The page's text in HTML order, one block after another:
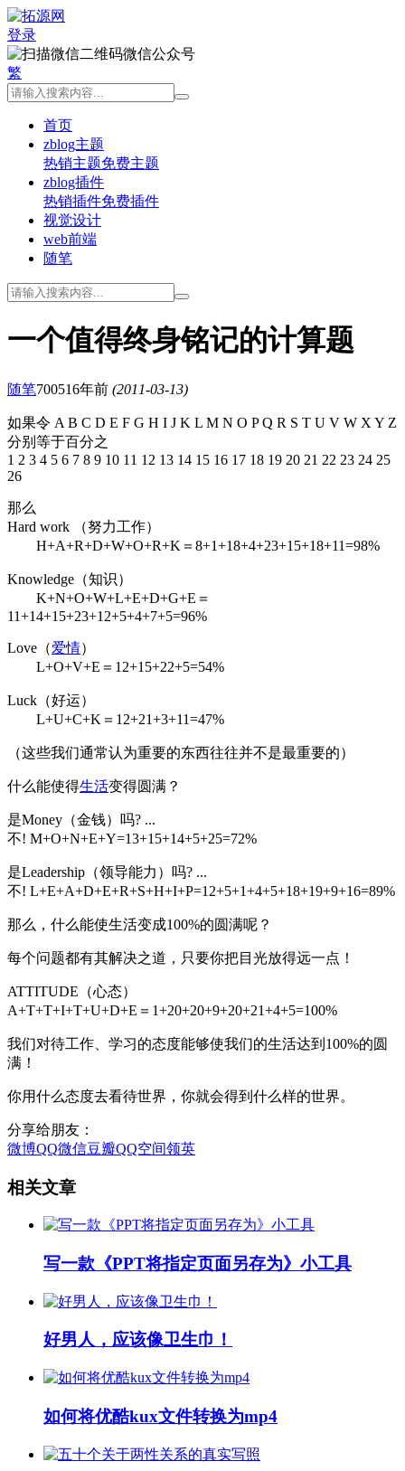
登录
微信公众号
繁
首页
zblog主题
热销主题免费主题
zblog插件
热销插件免费插件
视觉设计
web前端
随笔
一个值得终身铭记的计算题
随笔700516年前 (2011-03-13)
如果令 A B C D E F G H I J K L M N O P Q R S T U V W X Y Z
分别等于百分之
1 2 3 4 5 6 7 8 9 10 11 12 13 14 15 16 17 18 19 20 21 22 23 24 25
26
那么
Hard work （努力工作）
H+A+R+D+W+O+R+K＝8+1+18+4+23+15+18+11=98%
Knowledge（知识）
K+N+O+W+L+E+D+G+E＝
11+14+15+23+12+5+4+7+5=96%
Love（爱情）
L+O+V+E＝12+15+22+5=54%
Luck（好运）
L+U+C+K＝12+21+3+11=47%
（这些我们通常认为重要的东西往往并不是最重要的）
什么能使得生活变得圆满？
是Money（金钱）吗? ...
不! M+O+N+E+Y=13+15+14+5+25=72%
是Leadership（领导能力）吗? ...
不! L+E+A+D+E+R+S+H+I+P=12+5+1+4+5+18+19+9+16=89%
那么，什么能使生活变成100%的圆满呢？
每个问题都有其解决之道，只要你把目光放得远一点！
ATTITUDE（心态）
A+T+T+I+T+U+D+E＝1+20+20+9+20+21+4+5=100%
我们对待工作、学习的态度能够使我们的生活达到100%的圆
满！
你用什么态度去看待世界，你就会得到什么样的世界。
分享给朋友：
微博QQ微信豆瓣QQ空间领英
相关文章
写一款《PPT将指定页面另存为》小工具
好男人，应该像卫生巾！
如何将优酷kux文件转换为mp4